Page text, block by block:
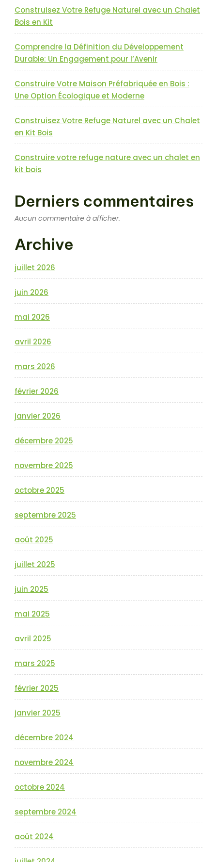
Construisez Votre Refuge Naturel avec un Chalet
Bois en Kit
Comprendre la Définition du Développement
Durable: Un Engagement pour l’Avenir
Construire Votre Maison Préfabriquée en Bois :
Une Option Écologique et Moderne
Construisez Votre Refuge Naturel avec un Chalet
en Kit Bois
Construire votre refuge nature avec un chalet en
kit bois
Derniers commentaires
Aucun commentaire à afficher.
Archive
juillet 2026
juin 2026
mai 2026
avril 2026
mars 2026
février 2026
janvier 2026
décembre 2025
novembre 2025
octobre 2025
septembre 2025
août 2025
juillet 2025
juin 2025
mai 2025
avril 2025
mars 2025
février 2025
janvier 2025
décembre 2024
novembre 2024
octobre 2024
septembre 2024
août 2024